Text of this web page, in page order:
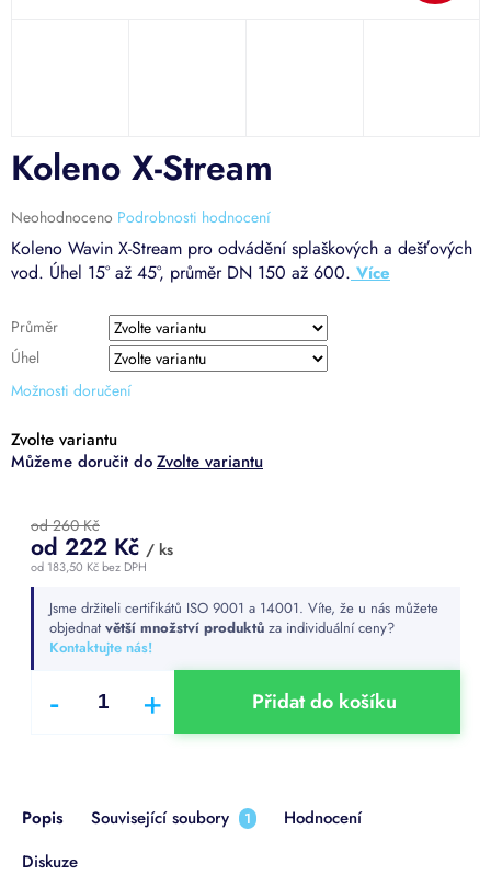
Průměr
Úhel
Možnosti doručení
Koleno Wavin X-Stream pro odvádění splaškových a dešťových
vod. Úhel 15° až 45°, průměr DN 150 až 600.
Koleno X-Stream
Průměrné
hodnocení
produktu
je
z
hvězdiček.
Neohodnoceno Podrobnosti hodnocení
Zvolte variantu
Zvolte variantu
od 260 Kč
od 222 Kč / ks
od 183,50 Kčbez DPH
cena:Jsme držiteli certifikátů ISO 9001 a 14001. Víte, že u nás můžete
objednat větší množství produktů za individuální ceny?
Kontaktujte nás!
Přidat do košíku
Popis Související soubory 1
Hodnocení
Diskuze